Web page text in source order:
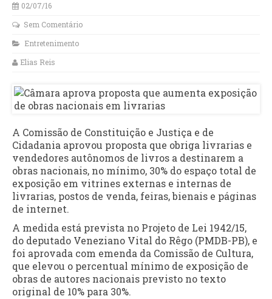
02/07/16
Sem Comentário
Entretenimento
Elias Reis
A Comissão de Constituição e Justiça e de
Cidadania aprovou proposta que obriga livrarias e
vendedores autônomos de livros a destinarem a
obras nacionais, no mínimo, 30% do espaço total de
exposição em vitrines externas e internas de
livrarias, postos de venda, feiras, bienais e páginas
de internet.
A medida está prevista no Projeto de Lei 1942/15,
do deputado Veneziano Vital do Rêgo (PMDB-PB), e
foi aprovada com emenda da Comissão de Cultura,
que elevou o percentual mínimo de exposição de
obras de autores nacionais previsto no texto
original de 10% para 30%.